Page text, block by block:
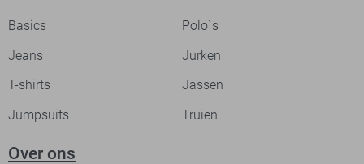
Basics
Polo`s
Jeans
Jurken
T-shirts
Jassen
Jumpsuits
Truien
Over ons